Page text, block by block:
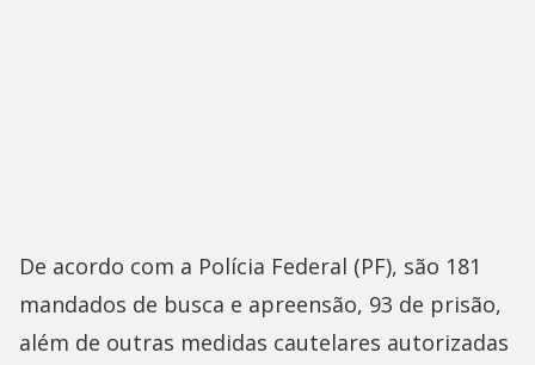
De acordo com a Polícia Federal (PF), são 181
mandados de busca e apreensão, 93 de prisão,
além de outras medidas cautelares autorizadas